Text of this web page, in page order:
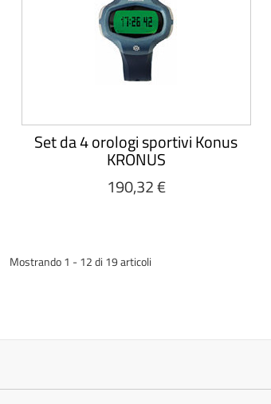
Set da 4 orologi sportivi Konus
KRONUS
190,32 €
Mostrando 1 - 12 di 19 articoli